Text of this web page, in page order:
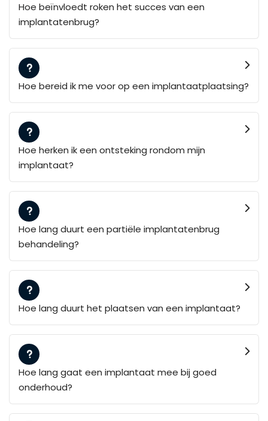
Hoe beïnvloedt roken het succes van een
implantatenbrug?
Hoe bereid ik me voor op een implantaatplaatsing?
Hoe herken ik een ontsteking rondom mijn
implantaat?
Hoe lang duurt een partiële implantatenbrug
behandeling?
Hoe lang duurt het plaatsen van een implantaat?
Hoe lang gaat een implantaat mee bij goed
onderhoud?